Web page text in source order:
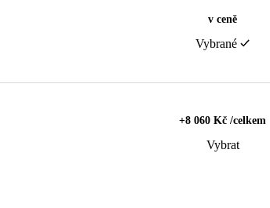
v ceně
Vybrané
+8 060 Kč /celkem
Vybrat